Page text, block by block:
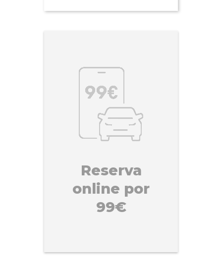
Reserva
online por
99€